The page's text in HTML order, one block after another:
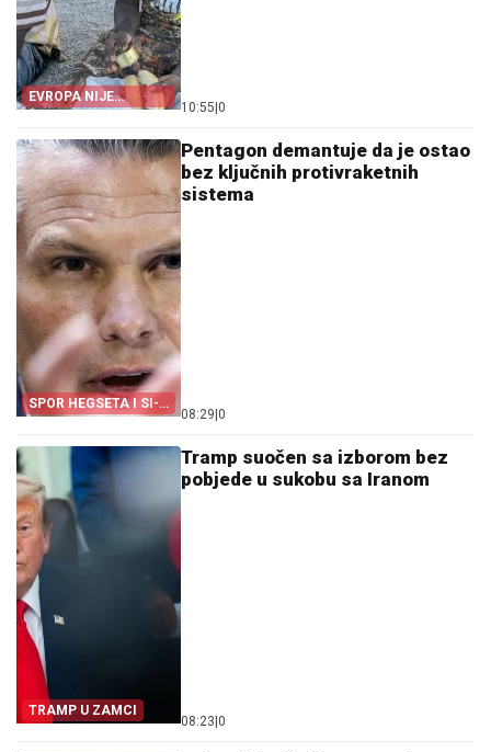
EVROPA NIJE
POMOGLA ŠPANIJI
10:55 0
SPOR HEGSETA I SI-
EN-ENA
Pentagon demantuje da je ostao
bez ključnih protivraketnih
sistema
08:29 0
TRAMP U ZAMCI
Tramp suočen sa izborom bez
pobjede u sukobu sa Iranom
08:23 0